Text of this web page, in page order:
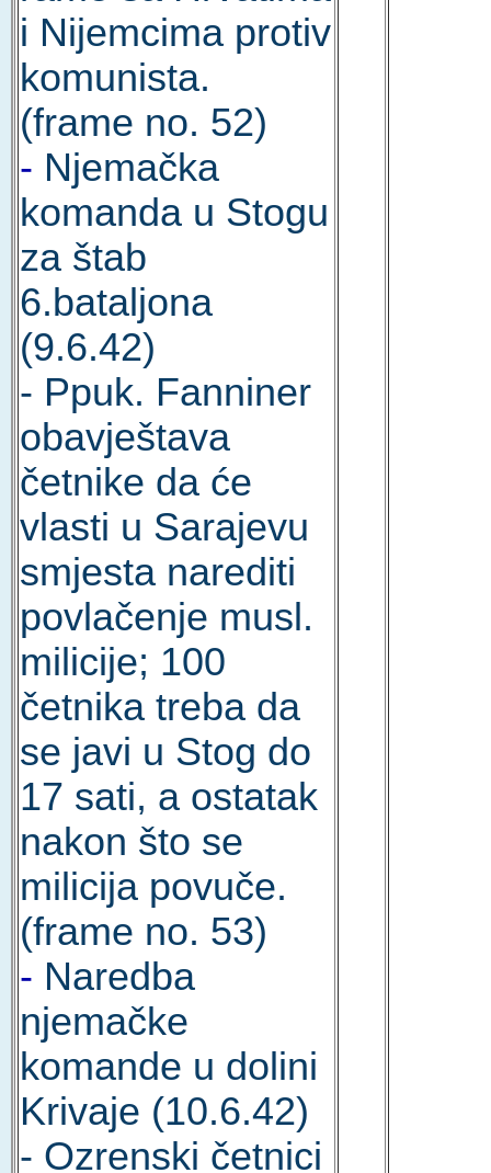
i Nijemcima protiv
komunista.
(frame no. 52)
- Njemačka
komanda u Stogu
za štab
6.bataljona
(9.6.42)
- Ppuk. Fanniner
obavještava
četnike da će
vlasti u Sarajevu
smjesta narediti
povlačenje musl.
milicije; 100
četnika treba da
se javi u Stog do
17 sati, a ostatak
nakon što se
milicija povuče.
(frame no. 53)
- Naredba
njemačke
komande u dolini
Krivaje (10.6.42)
- Ozrenski četnici